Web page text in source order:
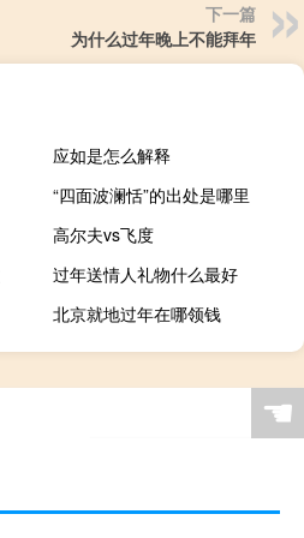
下一篇
为什么过年晚上不能拜年
应如是怎么解释
“四面波澜恬”的出处是哪里
高尔夫vs飞度
过年送情人礼物什么最好
北京就地过年在哪领钱
☚